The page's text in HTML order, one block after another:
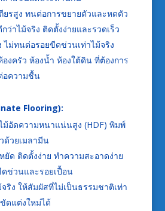
ยรสูง ทนต่อการขยายตัวและหดตัว
าไม้จริง ติดตั้งง่ายและรวดเร็ว
ไม่ทนต่อรอยขีดข่วนเท่าไม้จริง
องครัว ห้องน้ำ ห้องใต้ดิน ที่ต้องการ
ความชื้น
Flooring):
ม้อัดความหนาแน่นสูง (HDF) พิมพ์
ด้วยเมลามีน
ยัด ติดตั้งง่าย ทำความสะอาดง่าย
ข่วนและรอยเปื้อน
ริง ให้สัมผัสที่ไม่เป็นธรรมชาติเท่า
ดแต่งใหม่ได้